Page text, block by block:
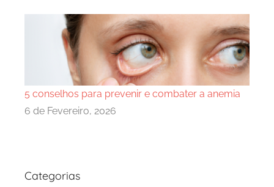
5 conselhos para prevenir e combater a anemia
6 de Fevereiro, 2026
Categorias